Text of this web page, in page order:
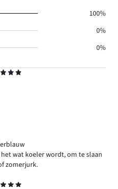
wat koeler wordt, om te slaan
zomerjurk.
100%
0%
0%